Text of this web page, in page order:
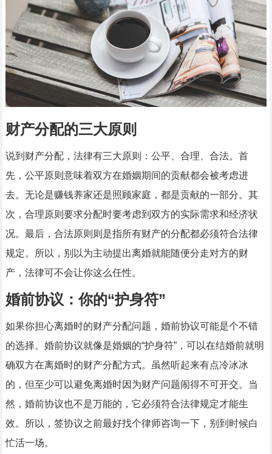
财产分配的三大原则
说到财产分配，法律有三大原则：公平、合理、合法。首
先，公平原则意味着双方在婚姻期间的贡献都会被考虑进
去。无论是赚钱养家还是照顾家庭，都是贡献的一部分。其
次，合理原则要求分配时要考虑到双方的实际需求和经济状
况。最后，合法原则则是指所有财产的分配都必须符合法律
规定。所以，别以为主动提出离婚就能随便分走对方的财
产，法律可不会让你这么任性。
婚前协议：你的“护身符”
如果你担心离婚时的财产分配问题，婚前协议可能是个不错
的选择。婚前协议就像是婚姻的“护身符”，可以在结婚前就明
确双方在离婚时的财产分配方式。虽然听起来有点冷冰冰
的，但至少可以避免离婚时因为财产问题闹得不可开交。当
然，婚前协议也不是万能的，它必须符合法律规定才能生
效。所以，签协议之前最好找个律师咨询一下，别到时候白
忙活一场。